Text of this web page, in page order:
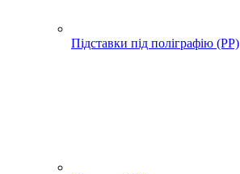
Підставки під поліграфію (PP)